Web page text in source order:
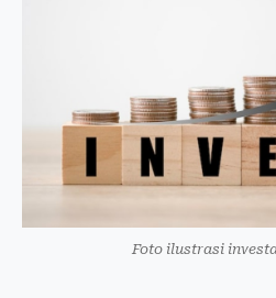
Foto ilustrasi